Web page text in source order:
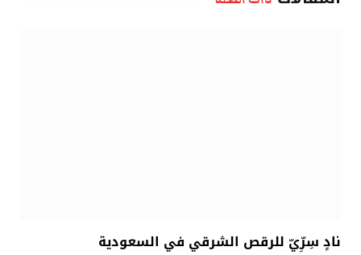
نادٍ سِرِّيّ للرقص الشرقي في السعودية